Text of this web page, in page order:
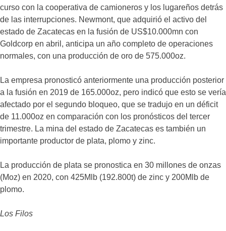
curso con la cooperativa de camioneros y los lugareños detrás
de las interrupciones. Newmont, que adquirió el activo del
estado de Zacatecas en la fusión de US$10.000mn con
Goldcorp en abril, anticipa un año completo de operaciones
normales, con una producción de oro de 575.000oz.
La empresa pronosticó anteriormente una producción posterior
a la fusión en 2019 de 165.000oz, pero indicó que esto se vería
afectado por el segundo bloqueo, que se tradujo en un déficit
de 11.000oz en comparación con los pronósticos del tercer
trimestre. La mina del estado de Zacatecas es también un
importante productor de plata, plomo y zinc.
La producción de plata se pronostica en 30 millones de onzas
(Moz) en 2020, con 425Mlb (192.800t) de zinc y 200Mlb de
plomo.
Los Filos